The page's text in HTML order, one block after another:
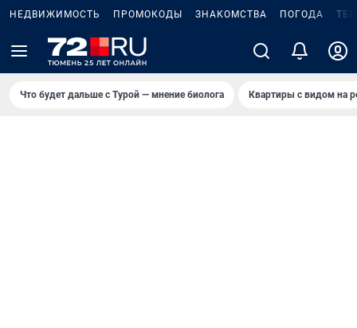
НЕДВИЖИМОСТЬ ПРОМОКОДЫ ЗНАКОМСТВА ПОГОДА
Что будет дальше с Турой — мнение биолога Квартиры с видом на